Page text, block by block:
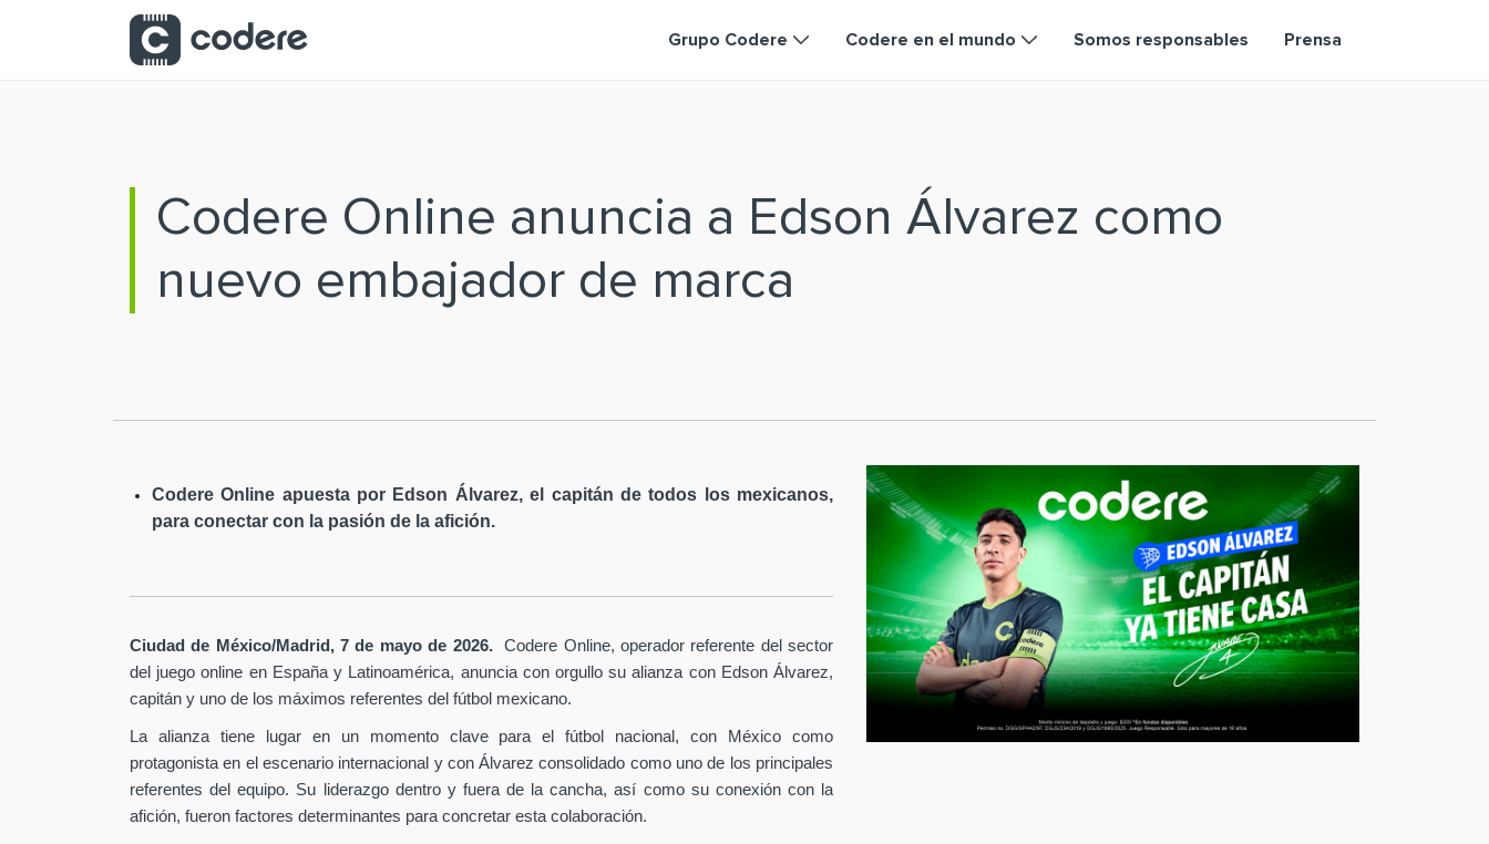
Saltar al contenido principal
Grupo Codere Codere en el mundo Somos responsables Prensa
Codere Online anuncia a Edson Álvarez como
nuevo embajador de marca
Codere Online apuesta por Edson Álvarez, el capitán de todos los mexicanos,
para conectar con la pasión de la afición.
Ciudad de México/Madrid, 7 de mayo de 2026.Codere Online, operador referente del sector
del juego online en España y Latinoamérica, anuncia con orgullo su alianza con Edson Álvarez,
capitán y uno de los máximos referentes del fútbol mexicano.
La alianza tiene lugar en un momento clave para el fútbol nacional, con México como
protagonista en el escenario internacional y con Álvarez consolidado como uno de los principales
referentes del equipo. Su liderazgo dentro y fuera de la cancha, así como su conexión con la
afición, fueron factores determinantes para concretar esta colaboración.